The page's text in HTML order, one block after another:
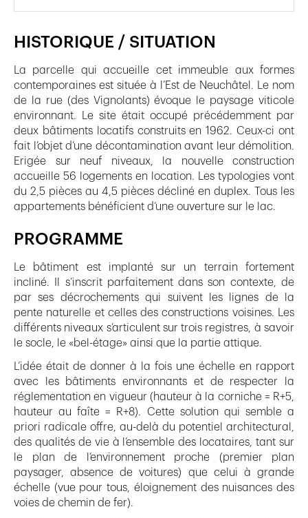
HISTORIQUE / SITUATION
La parcelle qui accueille cet immeuble aux formes
contemporaines est située à l’Est de Neuchâtel. Le nom
de la rue (des Vignolants) évoque le paysage viticole
environnant. Le site était occupé précédemment par
deux bâtiments locatifs construits en 1962. Ceux-ci ont
fait l’objet d’une décontamination avant leur démolition.
Erigée sur neuf niveaux, la nouvelle construction
accueille 56 logements en location. Les typologies vont
du 2,5 pièces au 4,5 pièces décliné en duplex. Tous les
appartements bénéficient d’une ouverture sur le lac.
PROGRAMME
Le bâtiment est implanté sur un terrain fortement
incliné. Il s’inscrit parfaitement dans son contexte, de
par ses décrochements qui suivent les lignes de la
pente naturelle et celles des constructions voisines. Les
différents niveaux s’articulent sur trois registres, à savoir
le socle, le «bel-étage» ainsi que la partie attique.
L’idée était de donner à la fois une échelle en rapport
avec les bâtiments environnants et de respecter la
réglementation en vigueur (hauteur à la corniche = R+5,
hauteur au faîte = R+8). Cette solution qui semble a
priori radicale offre, au-delà du potentiel architectural,
des qualités de vie à l’ensemble des locataires, tant sur
le plan de l’environnement proche (premier plan
paysager, absence de voitures) que celui à grande
échelle (vue pour tous, éloignement des nuisances des
voies de chemin de fer).